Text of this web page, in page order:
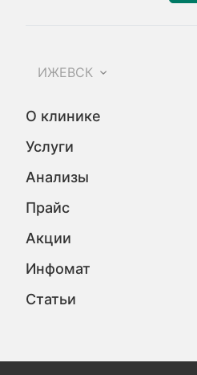
ИЖЕВСК
О клинике
Услуги
Анализы
Прайс
Акции
Инфомат
Статьи